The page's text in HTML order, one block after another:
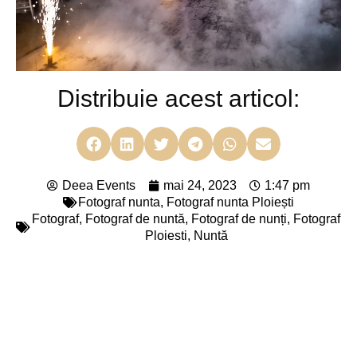
Distribuie acest articol:
Deea Events mai 24, 2023
1:47 pm
Fotograf nunta, Fotograf nunta Ploiești
Fotograf, Fotograf de nuntă, Fotograf de nunți, Fotograf
Ploiesti, Nuntă